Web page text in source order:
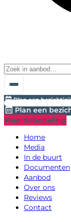
Plan een
Plan een
Waardebepaling
Home
Media
In de buurt
Documenten
Aanbod
Over ons
Reviews
Contact